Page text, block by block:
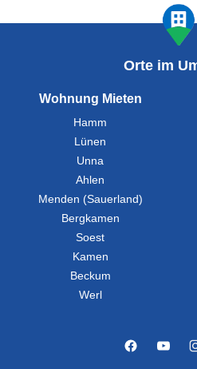
Orte im
Wohnung Mieten
Hamm
Lünen
Unna
Ahlen
Menden (Sauerland)
Bergkamen
Soest
Kamen
Beckum
Werl